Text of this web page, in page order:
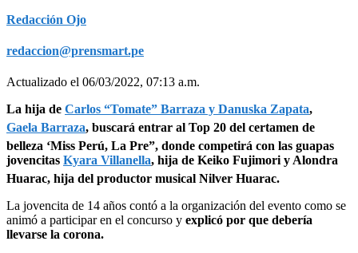
Redacción Ojo
redaccion@prensmart.pe
Actualizado el 06/03/2022, 07:13 a.m.
La hija de Carlos “Tomate” Barraza y Danuska Zapata,
Gaela Barraza, buscará entrar al Top 20 del certamen de
belleza ‘Miss Perú, La Pre”, donde competirá con las guapas
jovencitas Kyara Villanella, hija de Keiko Fujimori y Alondra
Huarac, hija del productor musical Nilver Huarac.
La jovencita de 14 años contó a la organización del evento como se
animó a participar en el concurso y explicó por que debería
llevarse la corona.